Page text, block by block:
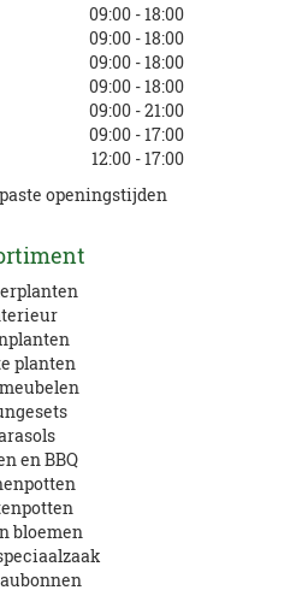
09:00 - 18:00
09:00 - 18:00
09:00 - 18:00
09:00 - 18:00
09:00 - 21:00
09:00 - 17:00
12:00 - 17:00
openingstijden
planten
en BBQ
bloemen